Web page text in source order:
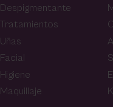
Despigmentante
Tratamientos
Uñas
Facial
Higiene
Maquillaje